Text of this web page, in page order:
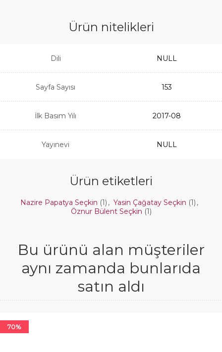
Ürün nitelikleri
Dili NULL
Sayfa Sayısı 153
İlk Basım Yılı 2017-08
Yayınevi NULL
Ürün etiketleri
Nazire Papatya Seçkin (1) , Yasin Çağatay Seçkin (1) ,
Öznur Bülent Seçkin (1)
Bu ürünü alan müşteriler
aynı zamanda bunlarıda
satın aldı
70%